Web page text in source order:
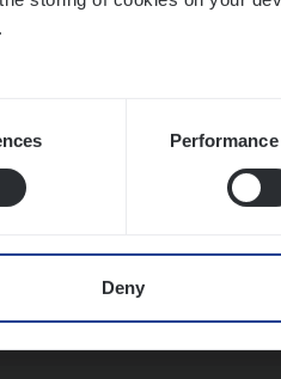
Deny
Sales Management